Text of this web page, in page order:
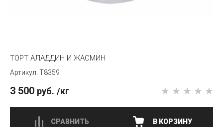
ТОРТ АЛАДДИН И ЖАСМИН
T8359
3 500 руб. /кг